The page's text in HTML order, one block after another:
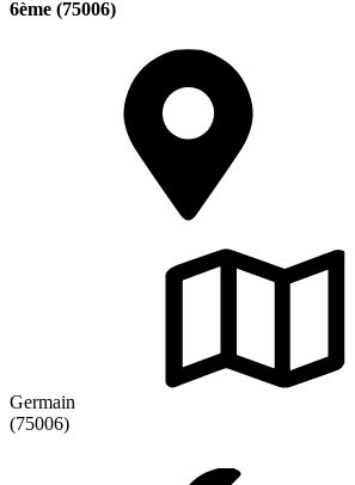
6ème (75006)
Germain
(75006)